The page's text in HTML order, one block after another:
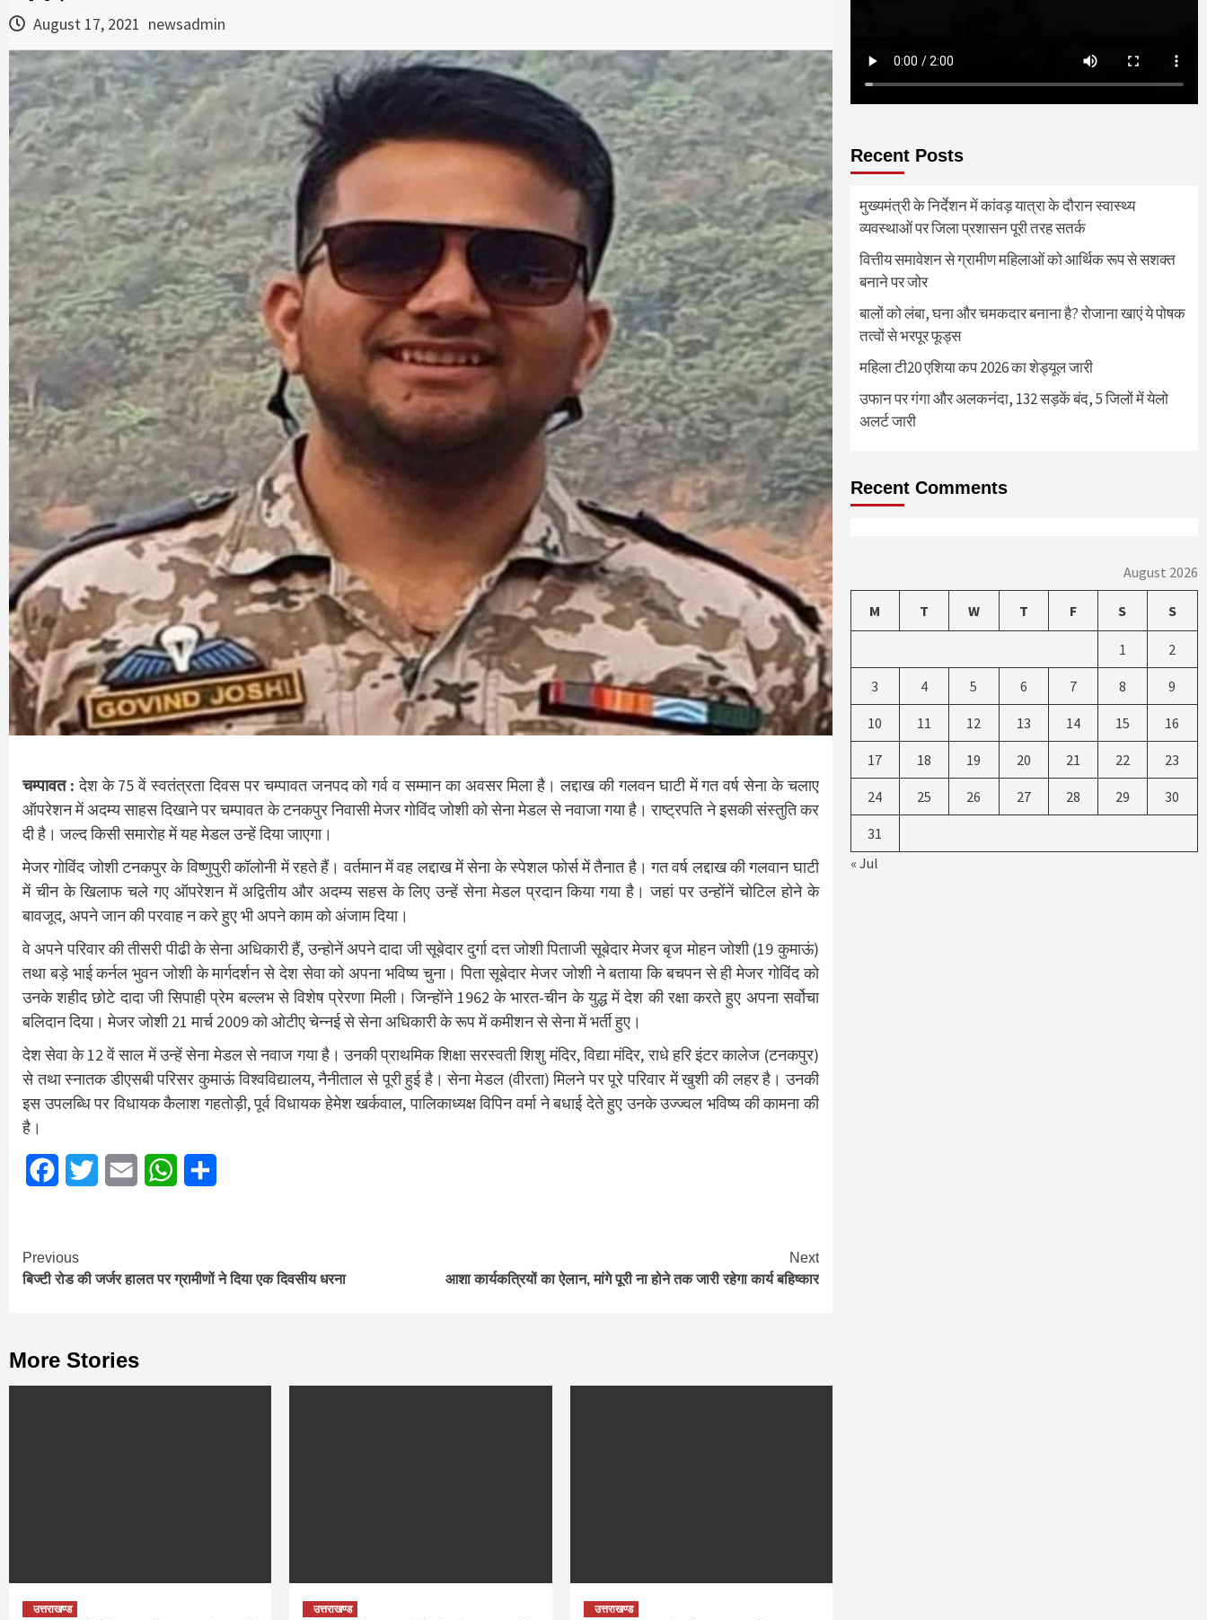
August 17, 2021 newsadmin
चम्पावत : देश के 75 वें स्वतंत्रता दिवस पर चम्पावत जनपद को गर्व व सम्मान का अवसर मिला है। लद्दाख की गलवन घाटी में गत वर्ष सेना के चलाए
ऑपरेशन में अदम्य साहस दिखाने पर चम्पावत के टनकपुर निवासी मेजर गोविंद जोशी को सेना मेडल से नवाजा गया है। राष्ट्रपति ने इसकी संस्तुति कर
दी है। जल्द किसी समारोह में यह मेडल उन्हें दिया जाएगा।
मेजर गोविंद जोशी टनकपुर के विष्णुपुरी कॉलोनी में रहते हैं। वर्तमान में वह लद्दाख में सेना के स्पेशल फोर्स में तैनात है। गत वर्ष लद्दाख की गलवान घाटी
में चीन के खिलाफ चले गए ऑपरेशन में अद्वितीय और अदम्य सहस के लिए उन्हें सेना मेडल प्रदान किया गया है। जहां पर उन्होंनें चोटिल होने के
बावजूद, अपने जान की परवाह न करे हुए भी अपने काम को अंजाम दिया।
वे अपने परिवार की तीसरी पीढी के सेना अधिकारी हैं, उन्होनें अपने दादा जी सूबेदार दुर्गा दत्त जोशी पिताजी सूबेदार मेजर बृज मोहन जोशी (19 कुमाऊं)
तथा बड़े भाई कर्नल भुवन जोशी के मार्गदर्शन से देश सेवा को अपना भविष्य चुना। पिता सूबेदार मेजर जोशी ने बताया कि बचपन से ही मेजर गोविंद को
उनके शहीद छोटे दादा जी सिपाही प्रेम बल्लभ से विशेष प्रेरणा मिली। जिन्होंने 1962 के भारत-चीन के युद्ध में देश की रक्षा करते हुए अपना सर्वोचा
बलिदान दिया। मेजर जोशी 21 मार्च 2009 को ओटीए चेन्नई से सेना अधिकारी के रूप में कमीशन से सेना में भर्ती हुए।
देश सेवा के 12 वें साल में उन्हें सेना मेडल से नवाज गया है। उनकी प्राथमिक शिक्षा सरस्वती शिशु मंदिर, विद्या मंदिर, राधे हरि इंटर कालेज (टनकपुर)
से तथा स्नातक डीएसबी परिसर कुमाऊं विश्वविद्यालय, नैनीताल से पूरी हुई है। सेना मेडल (वीरता) मिलने पर पूरे परिवार में खुशी की लहर है। उनकी
इस उपलब्धि पर विधायक कैलाश गहतोड़ी, पूर्व विधायक हेमेश खर्कवाल, पालिकाध्यक्ष विपिन वर्मा ने बधाई देते हुए उनके उज्ज्वल भविष्य की कामना की
है।
FacebookTwitter Email WhatsApp
Continue
Reading
Previous
बिज्टी रोड की जर्जर हालत पर ग्रामीणों ने दिया एक दिवसीय धरना
Next
आशा कार्यकत्रियों का ऐलान, मांगे पूरी ना होने तक जारी रहेगा कार्य बहिष्कार
More Stories
उत्तराखण्ड उत्तराखण्ड उत्तराखण्ड
Recent Posts
मुख्यमंत्री के निर्देशन में कांवड़ यात्रा के दौरान स्वास्थ्य
व्यवस्थाओं पर जिला प्रशासन पूरी तरह सतर्क
वित्तीय समावेशन से ग्रामीण महिलाओं को आर्थिक रूप से सशक्त
बनाने पर जोर
बालों को लंबा, घना और चमकदार बनाना है? रोजाना खाएं ये पोषक
तत्वों से भरपूर फूड्स
महिला टी20 एशिया कप 2026 का शेड्यूल जारी
उफान पर गंगा और अलकनंदा, 132 सड़कें बंद, 5 जिलों में येलो
अलर्ट जारी
Recent Comments
August 2026
M T W T F S S
1 2
3 4 5 6 7 8 9
10 11 12 13 14 15 16
17 18 19 20 21 22 23
24 25 26 27 28 29 30
31
« Jul